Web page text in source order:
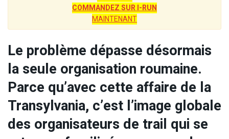
COMMANDEZ SUR I-RUN
MAINTENANT
Le problème dépasse désormais
la seule organisation roumaine.
Parce qu’avec cette affaire de la
Transylvania, c’est l’image globale
des organisateurs de trail qui se